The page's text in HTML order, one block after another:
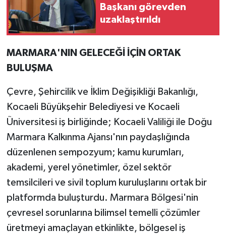
Başkanı görevden
uzaklaştırıldı
MARMARA'NIN GELECEĞİ İÇİN ORTAK
BULUŞMA
Çevre, Şehircilik ve İklim Değişikliği Bakanlığı,
Kocaeli Büyükşehir Belediyesi ve Kocaeli
Üniversitesi iş birliğinde; Kocaeli Valiliği ile Doğu
Marmara Kalkınma Ajansı'nın paydaşlığında
düzenlenen sempozyum; kamu kurumları,
akademi, yerel yönetimler, özel sektör
temsilcileri ve sivil toplum kuruluşlarını ortak bir
platformda buluşturdu. Marmara Bölgesi'nin
çevresel sorunlarına bilimsel temelli çözümler
üretmeyi amaçlayan etkinlikte, bölgesel iş